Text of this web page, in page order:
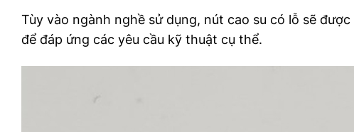
Tùy vào ngành nghề sử dụng, nút cao su có lỗ sẽ
để đáp ứng các yêu cầu kỹ thuật cụ thể.